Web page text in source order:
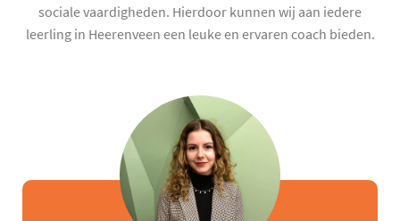
sociale vaardigheden. Hierdoor kunnen wij aan iedere
leerling in Heerenveen een leuke en ervaren coach bieden.